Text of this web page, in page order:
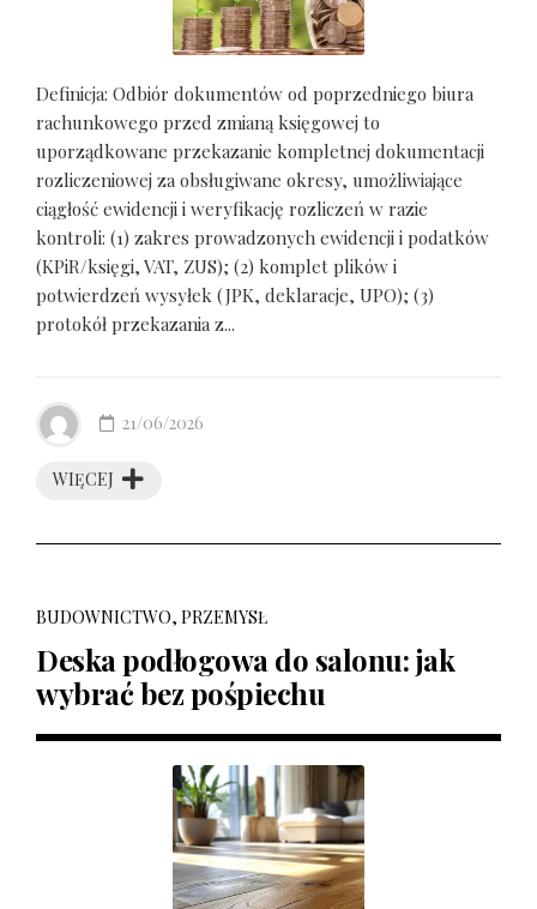
Definicja: Odbiór dokumentów od poprzedniego biura
rachunkowego przed zmianą księgowej to
uporządkowane przekazanie kompletnej dokumentacji
rozliczeniowej za obsługiwane okresy, umożliwiające
ciągłość ewidencji i weryfikację rozliczeń w razie
kontroli: (1) zakres prowadzonych ewidencji i podatków
(KPiR/księgi, VAT, ZUS); (2) komplet plików i
potwierdzeń wysyłek (JPK, deklaracje, UPO); (3)
protokół przekazania z...
WIĘCEJ
21/06/2026
BUDOWNICTWO, PRZEMYSŁ
Deska podłogowa do salonu: jak
wybrać bez pośpiechu